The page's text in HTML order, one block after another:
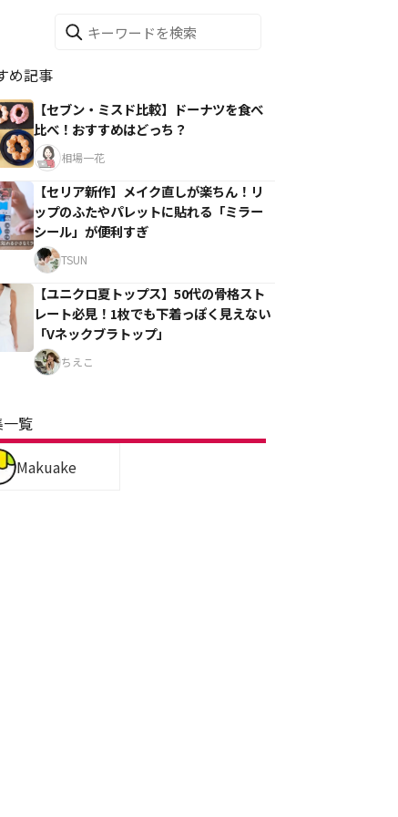
め記事
【セブン・ミスド比較】ドーナツを食べ
比べ！おすすめはどっち？
相場一花
【セリア新作】メイク直しが楽ちん！リ
ップのふたやパレットに貼れる「ミラー
シール」が便利すぎ
TSUN
【ユニクロ夏トップス】50代の骨格スト
レート必見！1枚でも下着っぽく見えない
「Vネックブラトップ」
ちえこ
覧
Makuake